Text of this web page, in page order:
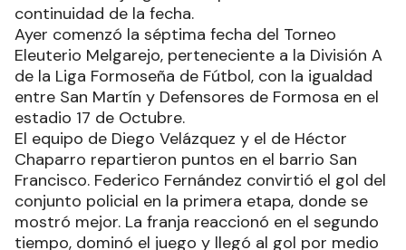
continuidad de la fecha.
Ayer comenzó la séptima fecha del Torneo
Eleuterio Melgarejo, perteneciente a la División A
de la Liga Formoseña de Fútbol, con la igualdad
entre San Martín y Defensores de Formosa en el
estadio 17 de Octubre.
El equipo de Diego Velázquez y el de Héctor
Chaparro repartieron puntos en el barrio San
Francisco. Federico Fernández convirtió el gol del
conjunto policial en la primera etapa, donde se
mostró mejor. La franja reaccionó en el segundo
tiempo, dominó el juego y llegó al gol por medio